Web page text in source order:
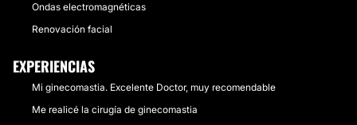
Ondas electromagnéticas
Renovación facial
EXPERIENCIAS
Mi ginecomastia. Excelente Doctor, muy recomendable
Me realicé la cirugía de ginecomastia